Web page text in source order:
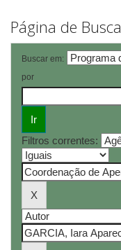
Página de Busca
Buscar em:
por
Filtros correntes: